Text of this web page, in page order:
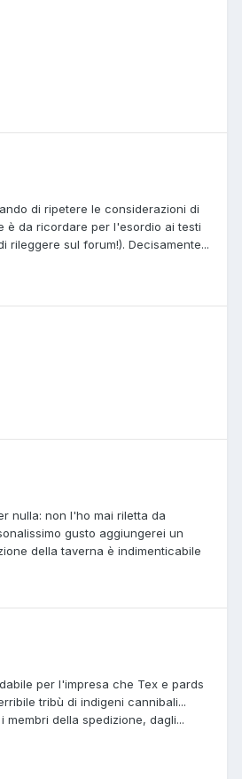
di ripetere le considerazioni di
è da ricordare per l'esordio ai testi
sul forum!). Decisamente...
nulla: non l'ho mai riletta da
gusto aggiungerei un
della taverna è indimenticabile
per l'impresa che Tex e pards
tribù di indigeni cannibali...
della spedizione, dagli...